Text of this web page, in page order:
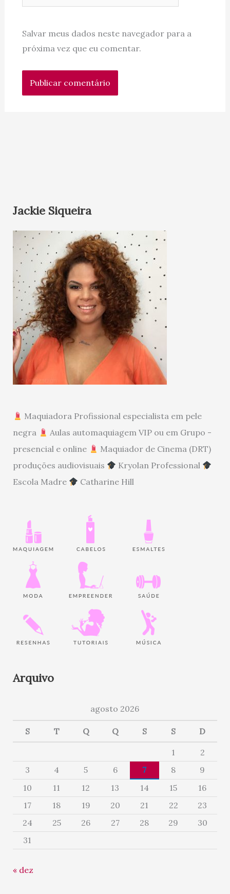
Salvar meus dados neste navegador para a
próxima vez que eu comentar.
Jackie Siqueira
Maquiadora Profissional especialista em pele
negra
Aulas automaquiagem VIP ou em Grupo -
presencial e online
Maquiador de Cinema (DRT)
produções audiovisuais
Kryolan Professional
Escola Madre
Catharine Hill
Arquivo
agosto 2026
S T Q Q S S D
1
2
3
4 5 6 7 8
9
10
11 12 13 14 15
16
17
18 19 20 21 22
23
24
25 26 27 28 29
30
31
« dez